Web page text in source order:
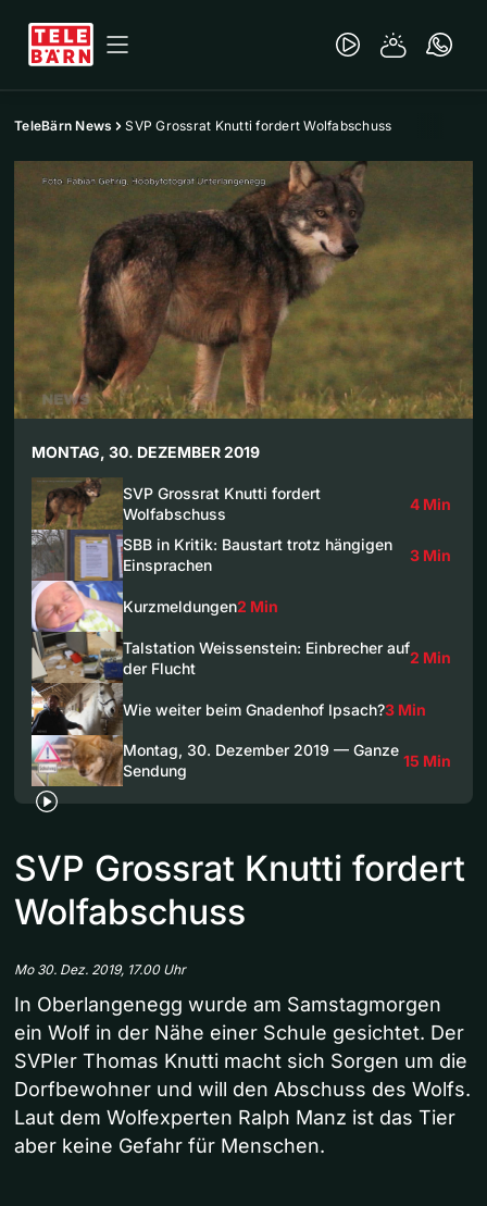
TeleBärn News SVP Grossrat Knutti fordert Wolfabschuss
MONTAG, 30. DEZEMBER 2019
SVP Grossrat Knutti fordert
Wolfabschuss
4 Min
SBB in Kritik: Baustart trotz hängigen
Einsprachen
3 Min
Kurzmeldungen2 Min
Talstation Weissenstein: Einbrecher auf
der Flucht
2 Min
Wie weiter beim Gnadenhof Ipsach?3 Min
Montag, 30. Dezember 2019 — Ganze
Sendung
15 Min
SVP Grossrat Knutti fordert
Wolfabschuss
Mo 30. Dez. 2019, 17.00 Uhr
In Oberlangenegg wurde am Samstagmorgen
ein Wolf in der Nähe einer Schule gesichtet. Der
SVPler Thomas Knutti macht sich Sorgen um die
Dorfbewohner und will den Abschuss des Wolfs.
Laut dem Wolfexperten Ralph Manz ist das Tier
aber keine Gefahr für Menschen.